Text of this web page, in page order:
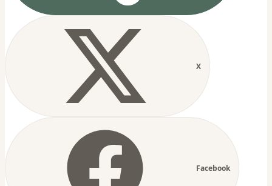
X
Facebook